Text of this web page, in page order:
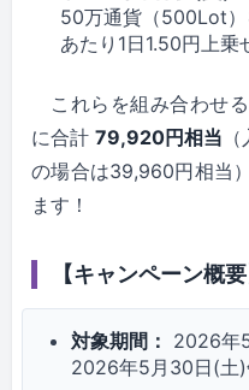
50万通貨（500Lot
あたり1日1.50円上乗
これらを組み合わせ
に合計79,920円相当
の場合は39,960円相当
ます！
【キャンペーン概要
対象期間： 2026年
2026年5月30日(土